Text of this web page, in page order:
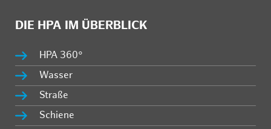
DIE HPA IM ÜBERBLICK
HPA 360°
Wasser
Straße
Schiene